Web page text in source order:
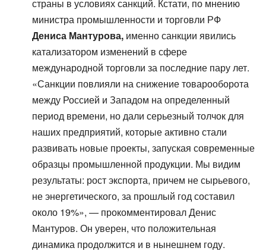
страны в условиях санкций. Кстати, по мнению
министра промышленности и торговли РФ
Дениса Мантурова, именно санкции явились
катализатором изменений в сфере
международной торговли за последние пару лет.
«Санкции повлияли на снижение товарооборота
между Россией и Западом на определенный
период времени, но дали серьезный толчок для
наших предприятий, которые активно стали
развивать новые проекты, запуская современные
образцы промышленной продукции. Мы видим
результаты: рост экспорта, причем не сырьевого,
не энергетического, за прошлый год составил
около 19%», — прокомментировал Денис
Мантуров. Он уверен, что положительная
динамика продолжится и в нынешнем году.